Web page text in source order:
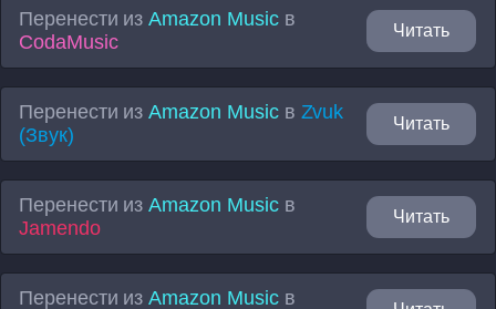
Перенести изAmazon Musicв
CodaMusic
Читать
Перенести изAmazon Musicв Zvuk
(Звук)
Читать
Перенести изAmazon Musicв
Jamendo
Читать
Перенести изAmazon Musicв